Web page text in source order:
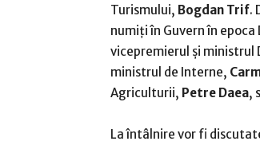
Turismului, Bogdan Trif.
numiţi în Guvern în
vicepremierul şi ministrul
ministrul de Interne,
Agriculturii, Petre Daea,
La întâlnire vor fi